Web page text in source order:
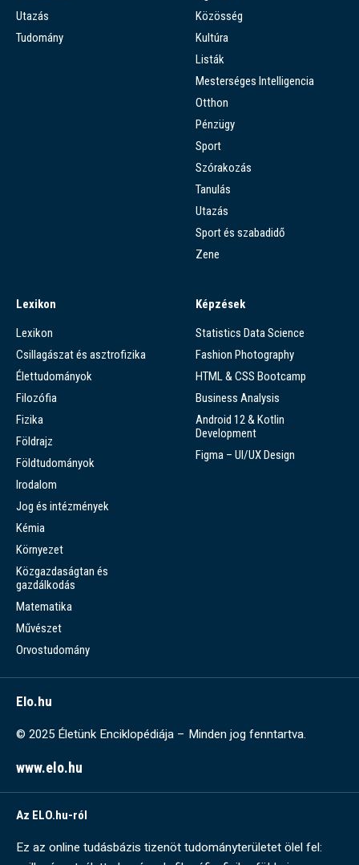
Utazás
Tudomány
Közösség
Kultúra
Listák
Mesterséges Intelligencia
Otthon
Pénzügy
Sport
Szórakozás
Tanulás
Utazás
Sport és szabadidő
Zene
Lexikon
Lexikon
Csillagászat és asztrofizika
Élettudományok
Filozófia
Fizika
Földrajz
Földtudományok
Irodalom
Jog és intézmények
Kémia
Környezet
Közgazdaságtan és
gazdálkodás
Matematika
Művészet
Orvostudomány
Képzések
Statistics Data Science
Fashion Photography
HTML & CSS Bootcamp
Business Analysis
Android 12 & Kotlin
Development
Figma – UI/UX Design
Elo.hu
© 2025 Életünk Enciklopédiája – Minden jog fenntartva.
www.elo.hu
Az ELO.hu-ról
Ez az online tudásbázis tizenöt tudományterületet ölel fel: